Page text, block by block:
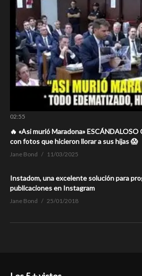
02:55
🔥 «Asi murió Maradona»
con fotos que hicieron llorar a sus hijas 😱
Jane Bond 11/03/2025
Instadom, una excelente solución para
publicaciones en Instagram
Jane Bond 25/01/2018